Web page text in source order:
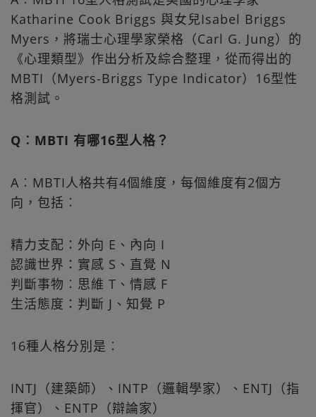
Katharine Cook Briggs 與女兒Isabel Briggs
Myers，將瑞士心理學家榮格（Carl G. Jung）的
《心理類型》作出分析及綜合整理，從而得出的
MBTI（Myers-Briggs Type Indicator）16型性
格測試。
Q︰MBTI 有哪16型人格？
A︰MBTI人格共有4個維度，每個維度有2個方
向，包括︰
精力支配：外向 E、內向 I
認識世界：實感 S、直覺 N
判斷事物︰思維 T、情感 F
生活態度：判斷 J、知覺 P
16種人格分別是︰
INTJ（建築師）、INTP（邏輯學家）、ENTJ（指
揮官）、ENTP（辯論家）